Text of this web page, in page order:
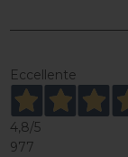
Eccellente
4,8/5
977